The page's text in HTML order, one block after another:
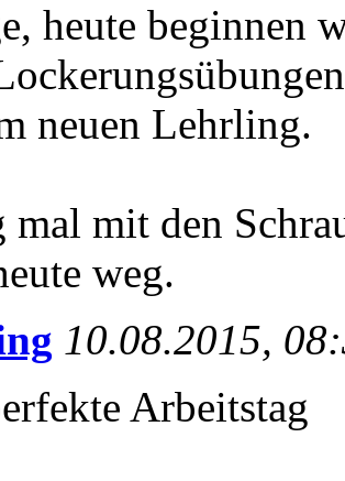
heute beginnen
neuen Lehrling.
mal mit den
weg.
10.08.2015,
Arbeitstag